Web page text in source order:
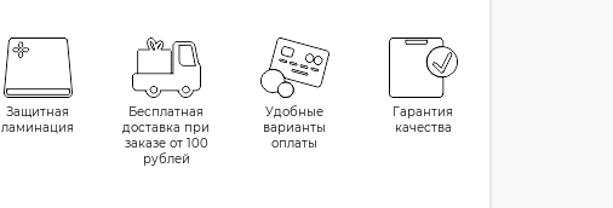
Защитная
ламинация
Бесплатная
доставка при
заказе от 100
рублей
Удобные
варианты
оплаты
Гарантия
качества